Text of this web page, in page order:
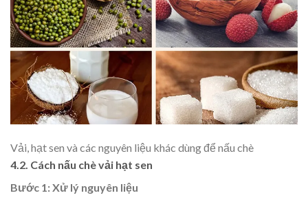
Vải, hạt sen và các nguyên liệu khác dùng để nấu chè
4.2. Cách nấu chè vải hạt sen
Bước 1: Xử lý nguyên liệu